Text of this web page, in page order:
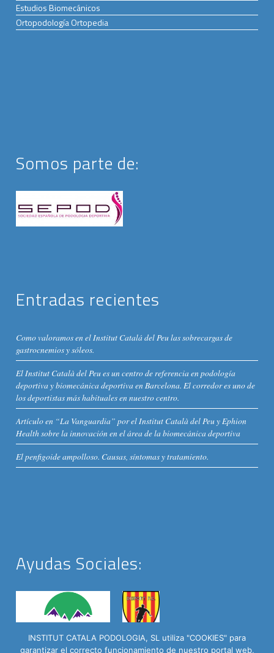
Estudios Biomecánicos
Ortopodología Ortopedia
Somos parte de:
Entradas recientes
Como valoramos en el Institut Catalá del Peu las sobrecargas de
gastrocnemios y sóleos.
El Institut Català del Peu es un centro de referencia en podología
deportiva y biomecánica deportiva en Barcelona. El corredor es uno de
los deportistas más habituales en nuestro centro.
Artículo en “La Vanguardia” por el Institut Català del Peu y Ephion
Health sobre la innovación en el área de la biomecánica deportiva
El penfigoide ampolloso. Causas, síntomas y tratamiento.
Ayudas Sociales:
INSTITUT CATALA PODOLOGIA, SL utiliza "COOKIES" para
garantizar el correcto funcionamiento de nuestro portal web,